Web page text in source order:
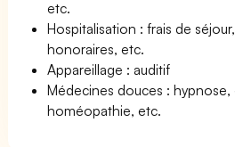
etc.
Hospitalisation : frais de
honoraires, etc.
Appareillage : auditif
Médecines douces : hypnose,
homéopathie, etc.